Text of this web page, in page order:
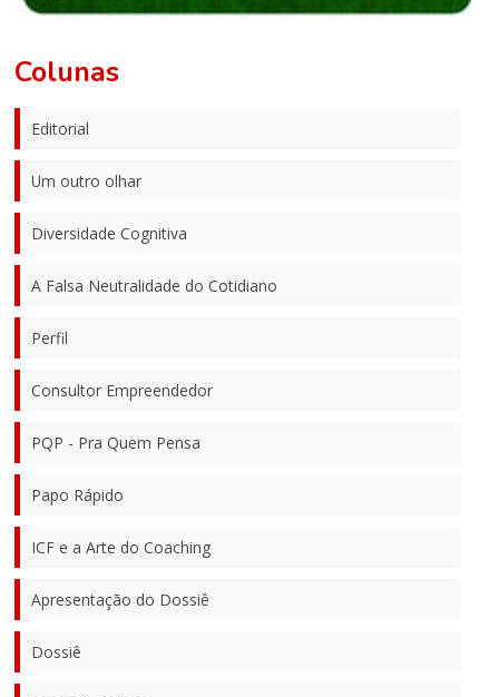
Colunas
Editorial
Um outro olhar
Diversidade Cognitiva
A Falsa Neutralidade do Cotidiano
Perfil
Consultor Empreendedor
PQP - Pra Quem Pensa
Papo Rápido
ICF e a Arte do Coaching
Apresentação do Dossiê
Dossiê